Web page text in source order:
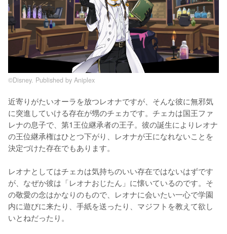
©Disney. Published by Aniplex
近寄りがたいオーラを放つレオナですが、そんな彼に無邪気
に突進していける存在が甥のチェカです。チェカは国王ファ
レナの息子で、第1王位継承者の王子。彼の誕生によりレオナ
の王位継承権はひとつ下がり、レオナが王になれないことを
決定づけた存在でもあります。
レオナとしてはチェカは気持ちのいい存在ではないはずです
が、なぜか彼は「レオナおじたん」に懐いているのです。そ
の敬愛の念はかなりのもので、レオナに会いたい一心で学園
内に遊びに来たり、手紙を送ったり、マジフトを教えて欲し
いとねだったり。